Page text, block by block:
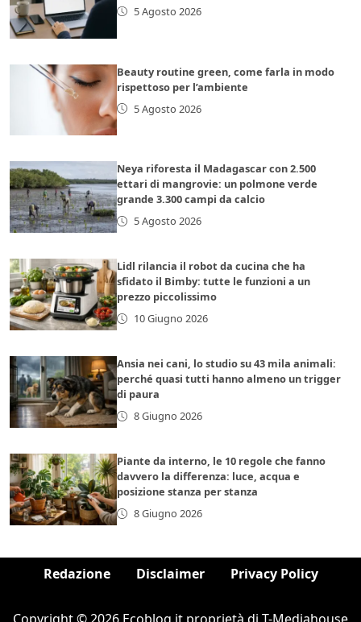
5 Agosto 2026
Beauty routine green, come farla in modo
rispettoso per l’ambiente
5 Agosto 2026
Neya riforesta il Madagascar con 2.500
ettari di mangrovie: un polmone verde
grande 3.300 campi da calcio
5 Agosto 2026
Lidl rilancia il robot da cucina che ha
sfidato il Bimby: tutte le funzioni a un
prezzo piccolissimo
10 Giugno 2026
Ansia nei cani, lo studio su 43 mila animali:
perché quasi tutti hanno almeno un trigger
di paura
8 Giugno 2026
Piante da interno, le 10 regole che fanno
davvero la differenza: luce, acqua e
posizione stanza per stanza
8 Giugno 2026
Redazione Disclaimer Privacy Policy